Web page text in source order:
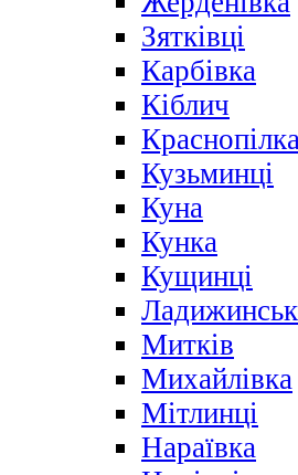
Зятківці
Карбівка
Кіблич
Кузьминці
Куна
Кунка
Кущинці
Митків
Михайлівка
Мітлинці
Нараївка